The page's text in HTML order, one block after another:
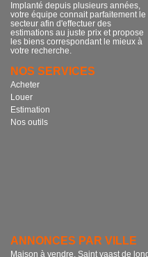
Implanté depuis plusieurs années,
votre équipe connait parfaitement le
secteur afin d'effectuer des
estimations au juste prix et propose
les biens correspondant le mieux à
votre recherche.
NOS SERVICES
Acheter
Louer
Estimation
Nos outils
ANNONCES PAR VILLE
Maison à vendre, Saint vaast de